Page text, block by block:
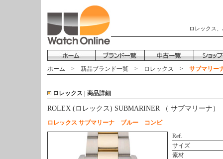
ロレックス
ホーム > 新品ブランド一覧 > ロレックス > サブマリー
ロレックス | 商品詳細
ROLEX (ロレックス) SUBMARINER （ サブマリーナ）
ロレックス サブマリーナ ブルー コンビ
Ref.
サイズ
素材